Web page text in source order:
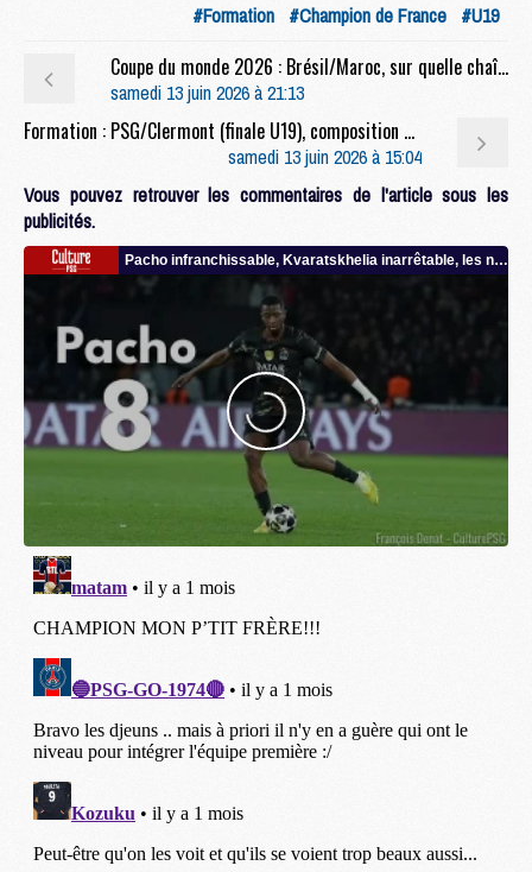
#Formation #Champion de France #U19
Coupe du monde 2026 : Brésil/Maroc, sur quelle chaîne et à quelle heure regarder le duel Marquinhos/Hakimi ?
samedi 13 juin 2026 à 21:13
Formation : PSG/Clermont (finale U19), composition et lien streaming
samedi 13 juin 2026 à 15:04
Vous pouvez retrouver les commentaires de l'article sous les
publicités.